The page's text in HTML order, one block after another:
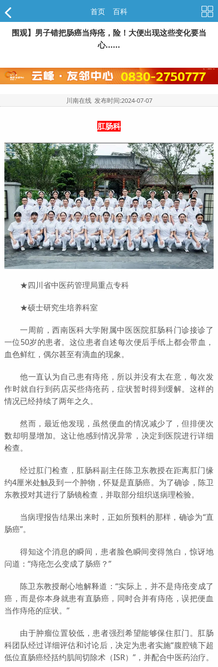
首页 百科
围观】男子错把肠癌当痔疮，险！大便出现这些变化要当
心......
川南在线 发布时间:2024-07-07
肛肠科
★四川省中医药管理局重点专科
★硕士研究生培养科室
一周前，西南医科大学附属中医医院肛肠科门诊接诊了
一位50岁的患者。这位患者自述每次便后手纸上都会带血，
血色鲜红，偶尔甚至有滴血的现象。
他一直认为自己患有痔疮，所以并没有太在意，每次发
作时就自行到药店买些痔疮药，症状暂时得到缓解。这样的
情况已经持续了两年之久。
然而，最近他发现，虽然便血的情况减少了，但排便次
数却明显增加。这让他感到情况异常，决定到医院进行详细
检查。
经过肛门检查，肛肠科副主任陈卫东教授在距离肛门缘
约4厘米处触及到一个肿物，怀疑是直肠癌。为了确诊，陈卫
东教授对其进行了肠镜检查，并取部分组织送病理检验。
当病理报告结果出来时，正如所预料的那样，确诊为“直
肠癌”。
得知这个消息的瞬间，患者脸色瞬间变得煞白，惊讶地
问道：“痔疮怎么变成了肠癌？”
陈卫东教授耐心地解释道：“实际上，并不是痔疮变成了
癌，而是你本身就患有直肠癌，同时合并有痔疮，误把便血
当作痔疮的症状。”
由于肿瘤位置较低，患者强烈希望能够保住肛门。肛肠
科团队经过详细评估和讨论后，决定为患者实施“腹腔镜下超
低位直肠癌经括约肌间切除术（ISR）”，并配合中医药治疗。